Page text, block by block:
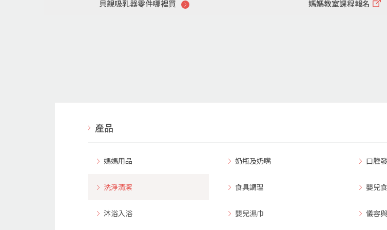
貝親吸乳器零件哪裡買 媽媽教室課程報名
產品
媽媽用品 奶瓶及奶嘴 口腔
洗淨清潔 食具調理 嬰兒
沐浴入浴 嬰兒濕巾 儀容